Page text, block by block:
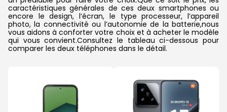
caractéristiques générales de ces deux smartphones ou
encore le design, l’écran, le type processeur, l’appareil
photo, la connectivité ou l’autonomie de la batterie,nous
vous aidons à conforter votre choix et à acheter le modèle
qui vous convient.Consultez le tableau ci-dessous pour
comparer les deux téléphones dans le détail.